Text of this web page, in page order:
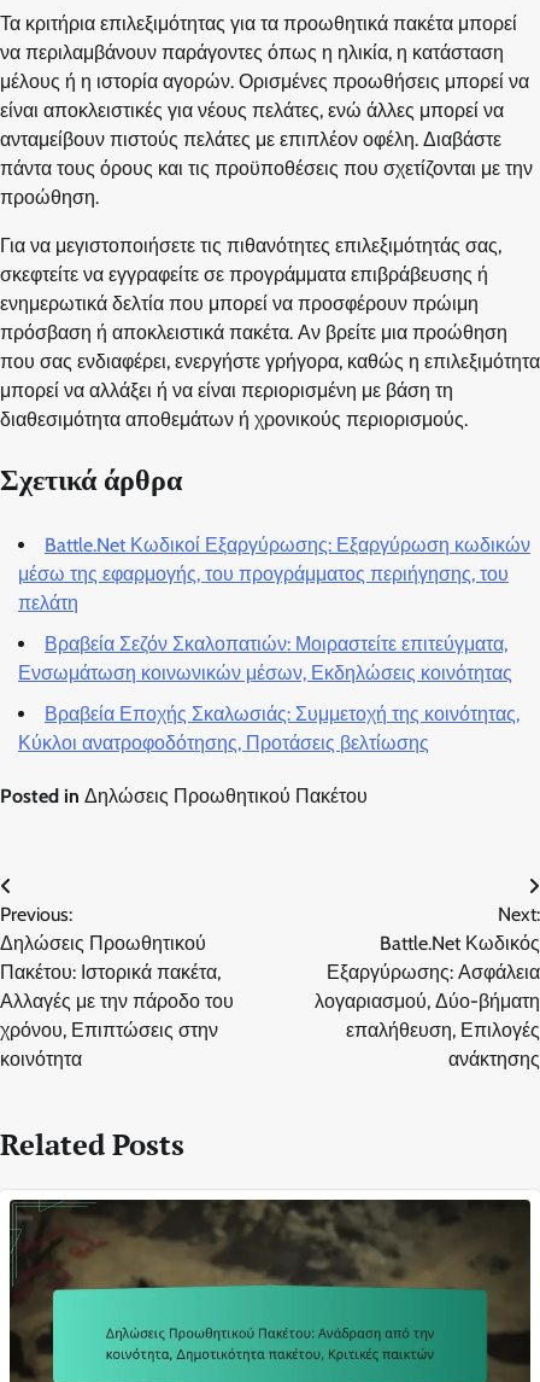
Τα κριτήρια επιλεξιμότητας για τα προωθητικά πακέτα μπορεί
να περιλαμβάνουν παράγοντες όπως η ηλικία, η κατάσταση
μέλους ή η ιστορία αγορών. Ορισμένες προωθήσεις μπορεί να
είναι αποκλειστικές για νέους πελάτες, ενώ άλλες μπορεί να
ανταμείβουν πιστούς πελάτες με επιπλέον οφέλη. Διαβάστε
πάντα τους όρους και τις προϋποθέσεις που σχετίζονται με την
προώθηση.
Για να μεγιστοποιήσετε τις πιθανότητες επιλεξιμότητάς σας,
σκεφτείτε να εγγραφείτε σε προγράμματα επιβράβευσης ή
ενημερωτικά δελτία που μπορεί να προσφέρουν πρώιμη
πρόσβαση ή αποκλειστικά πακέτα. Αν βρείτε μια προώθηση
που σας ενδιαφέρει, ενεργήστε γρήγορα, καθώς η επιλεξιμότητα
μπορεί να αλλάξει ή να είναι περιορισμένη με βάση τη
διαθεσιμότητα αποθεμάτων ή χρονικούς περιορισμούς.
Σχετικά άρθρα
Battle.Net Κωδικοί Εξαργύρωσης: Εξαργύρωση κωδικών
μέσω της εφαρμογής, του προγράμματος περιήγησης, του
πελάτη
Βραβεία Σεζόν Σκαλοπατιών: Μοιραστείτε επιτεύγματα,
Ενσωμάτωση κοινωνικών μέσων, Εκδηλώσεις κοινότητας
Βραβεία Εποχής Σκαλωσιάς: Συμμετοχή της κοινότητας,
Κύκλοι ανατροφοδότησης, Προτάσεις βελτίωσης
Posted in Δηλώσεις Προωθητικού Πακέτου
Post
navigation
Previous:
Δηλώσεις Προωθητικού
Πακέτου: Ιστορικά πακέτα,
Αλλαγές με την πάροδο του
χρόνου, Επιπτώσεις στην
κοινότητα
Next:
Battle.Net Κωδικός
Εξαργύρωσης: Ασφάλεια
λογαριασμού, Δύο-βήματη
επαλήθευση, Επιλογές
ανάκτησης
Related Posts